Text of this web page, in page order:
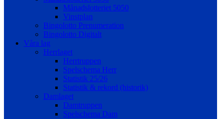
Månadslotteriet 5050
Vinstplan
Bingolotto Prenumeration
Bingolotto Digitalt
Våra lag
Herrlaget
Herrtruppen
Spelschema Herr
Statistik 25/26
Statistik & rekord (historik)
Damlaget
Damtruppen
Spelschema Dam